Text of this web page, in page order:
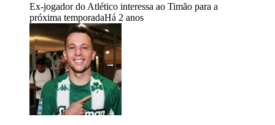
Ex-jogador do Atlético interessa ao Timão para a
próxima temporadaHá 2 anos